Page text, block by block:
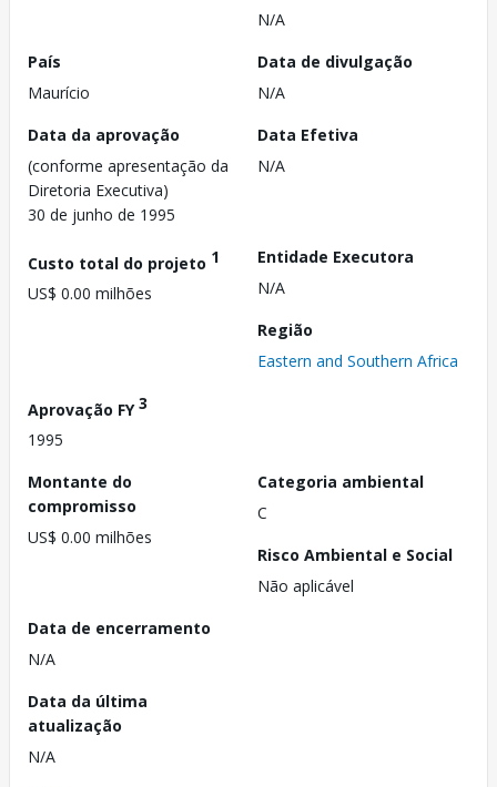
N/A
País
Maurício
Data de divulgação
N/A
Data da aprovação
(conforme apresentação da
Diretoria Executiva)
30 de junho de 1995
Data Efetiva
N/A
Custo total do projeto 1
US$ 0.00 milhões
Entidade Executora
N/A
Região
Eastern and Southern Africa
Aprovação FY3
1995
Montante do
compromisso
US$ 0.00 milhões
Categoria ambiental
C
Risco Ambiental e Social
Não aplicável
Data de encerramento
N/A
Data da última
atualização
N/A